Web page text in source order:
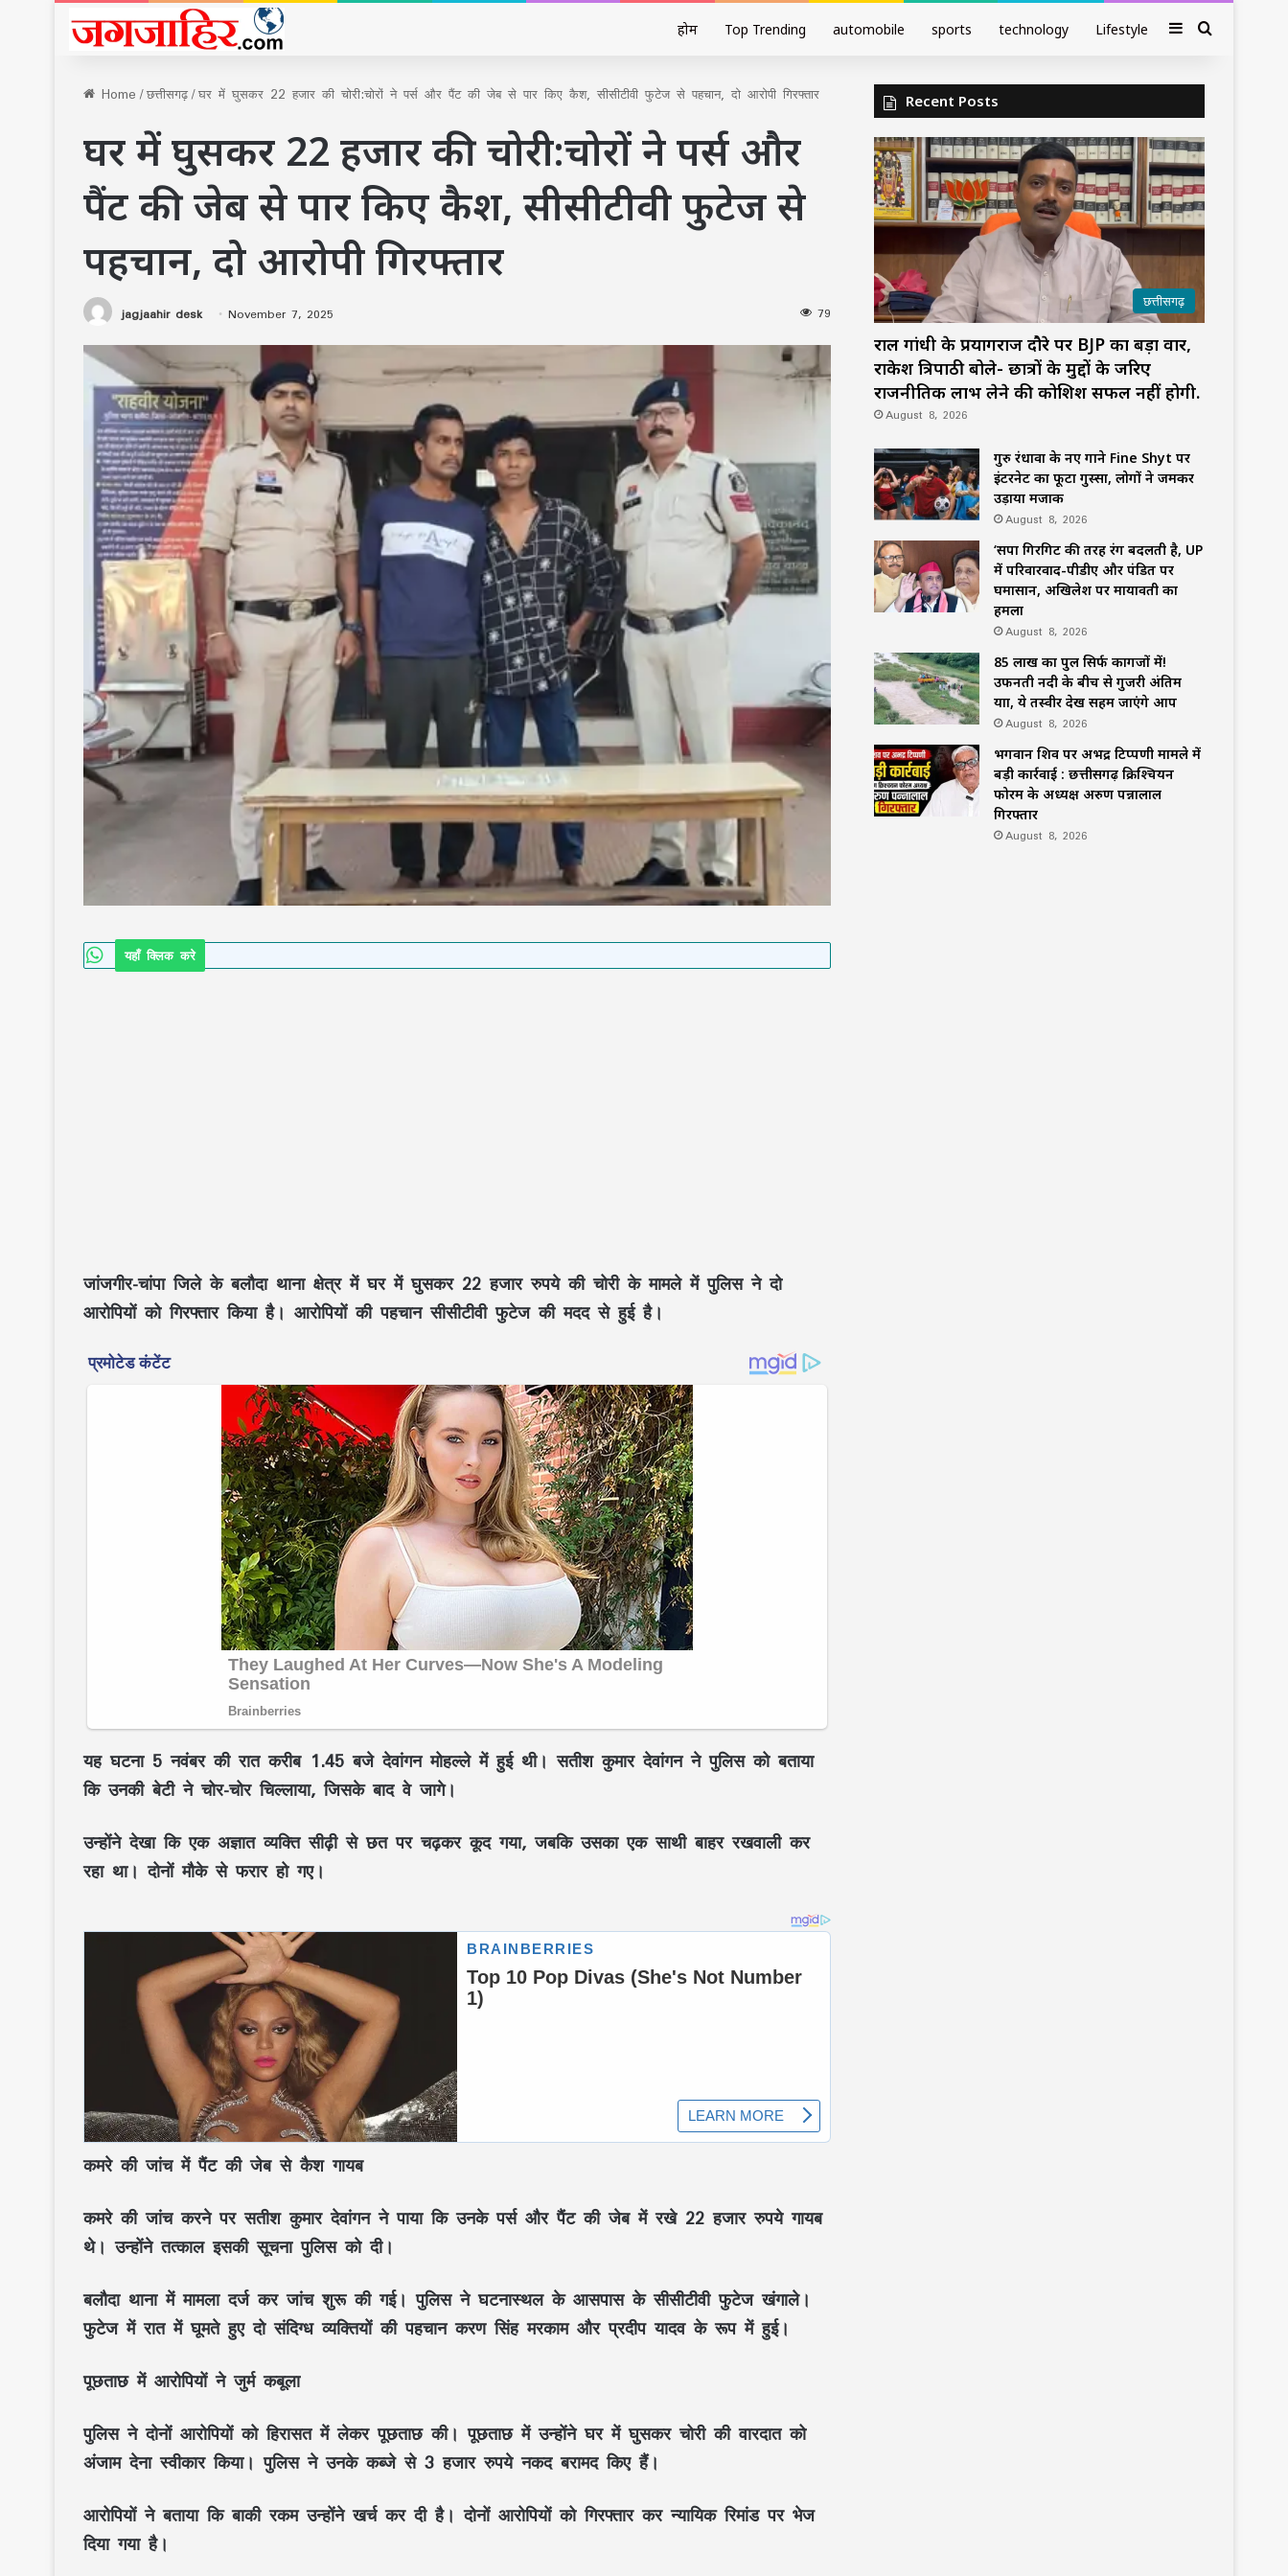
होम Top Trending automobile sports technology Lifestyle SidebarSearch
Home/छत्तीसगढ़/घर में घुसकर 22 हजार की चोरी:चोरों ने पर्स और पैंट की जेब से पार किए कैश, सीसीटीवी फुटेज से पहचान, दो आरोपी गिरफ्तार
घर में घुसकर 22 हजार की चोरी:चोरों ने पर्स और
पैंट की जेब से पार किए कैश, सीसीटीवी फुटेज से
पहचान, दो आरोपी गिरफ्तार
jagjaahir desk November 7, 2025 79
यहाँ क्लिक करे
जांजगीर-चांपा जिले के बलौदा थाना क्षेत्र में घर में घुसकर 22 हजार रुपये की चोरी के मामले में पुलिस ने दो
आरोपियों को गिरफ्तार किया है। आरोपियों की पहचान सीसीटीवी फुटेज की मदद से हुई है।
यह घटना 5 नवंबर की रात करीब 1.45 बजे देवांगन मोहल्ले में हुई थी। सतीश कुमार देवांगन ने पुलिस को बताया
कि उनकी बेटी ने चोर-चोर चिल्लाया, जिसके बाद वे जागे।
उन्होंने देखा कि एक अज्ञात व्यक्ति सीढ़ी से छत पर चढ़कर कूद गया, जबकि उसका एक साथी बाहर रखवाली कर
रहा था। दोनों मौके से फरार हो गए।
कमरे की जांच में पैंट की जेब से कैश गायब
कमरे की जांच करने पर सतीश कुमार देवांगन ने पाया कि उनके पर्स और पैंट की जेब में रखे 22 हजार रुपये गायब
थे। उन्होंने तत्काल इसकी सूचना पुलिस को दी।
बलौदा थाना में मामला दर्ज कर जांच शुरू की गई। पुलिस ने घटनास्थल के आसपास के सीसीटीवी फुटेज खंगाले।
फुटेज में रात में घूमते हुए दो संदिग्ध व्यक्तियों की पहचान करण सिंह मरकाम और प्रदीप यादव के रूप में हुई।
पूछताछ में आरोपियों ने जुर्म कबूला
पुलिस ने दोनों आरोपियों को हिरासत में लेकर पूछताछ की। पूछताछ में उन्होंने घर में घुसकर चोरी की वारदात को
अंजाम देना स्वीकार किया। पुलिस ने उनके कब्जे से 3 हजार रुपये नकद बरामद किए हैं।
आरोपियों ने बताया कि बाकी रकम उन्होंने खर्च कर दी है। दोनों आरोपियों को गिरफ्तार कर न्यायिक रिमांड पर भेज
दिया गया है।
वार, राकेश त्रिपाठी बोले- छात्रों के मुद्दों के जरिए
राजनीतिक लाभ लेने की कोशिश सफल नहीं
होगी.
फूटा गुस्सा, लोगों ने जमकर उड़ाया मजाक
Recent Posts
छत्तीसगढ़
राहुल गांधी के प्रयागराज दौरे पर BJP का बड़ा वार,
राकेश त्रिपाठी बोले- छात्रों के मुद्दों के जरिए
राजनीतिक लाभ लेने की कोशिश सफल नहीं होगी.
August 8, 2026
गुरु रंधावा के नए गाने Fine Shyt पर
इंटरनेट का फूटा गुस्सा, लोगों ने जमकर
उड़ाया मजाक
August 8, 2026
‘सपा गिरगिट की तरह रंग बदलती है, UP
में परिवारवाद-पीडीए और पंडित पर
घमासान, अखिलेश पर मायावती का
हमला
August 8, 2026
85 लाख का पुल सिर्फ कागजों में!
उफनती नदी के बीच से गुजरी अंतिम
यात्रा, ये तस्वीर देख सहम जाएंगे आप
August 8, 2026
भगवान शिव पर अभद्र टिप्पणी मामले में
बड़ी कार्रवाई : छत्तीसगढ़ क्रिश्चियन
फोरम के अध्यक्ष अरुण पन्नालाल
गिरफ्तार
August 8, 2026